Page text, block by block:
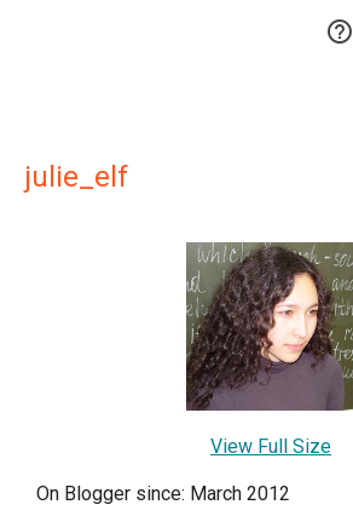

julie_elf
View Full Size
On Blogger since: March 2012